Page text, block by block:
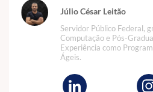
Júlio César Leitão
Servidor Público Federal,
Computação e Pós-
Experiência como
Ágeis.